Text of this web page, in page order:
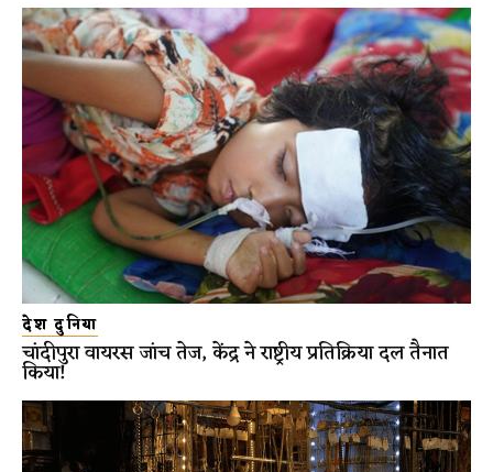
देश दुनिया
चांदीपुरा वायरस जांच तेज, केंद्र ने राष्ट्रीय प्रतिक्रिया दल तैनात
किया!